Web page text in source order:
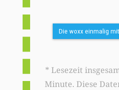
Die woxx einmalig
* Lesezeit
Minute. Diese